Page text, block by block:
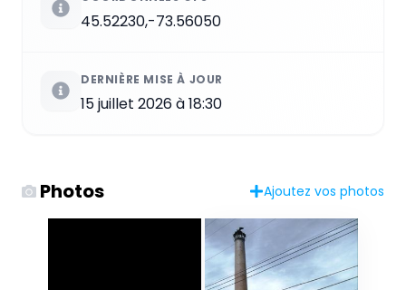
45.52230,-73.56050
DERNIÈRE MISE À JOUR
15 juillet 2026 à 18:30
Photos Ajoutez vos photos